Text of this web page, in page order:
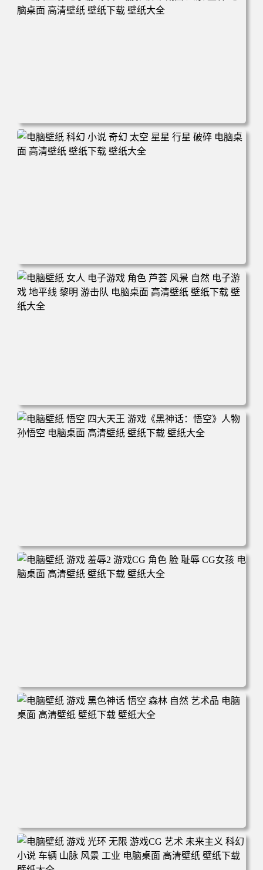
下载 壁纸大全
电脑壁纸 电子游戏 古墓丽影 屏幕截图 风景 丛林 电脑桌面
高清壁纸 壁纸下载 壁纸大全
电脑壁纸 科幻 小说 奇幻 太空 星星 行星 破碎 电脑桌面 高
清壁纸 壁纸下载 壁纸大全
电脑壁纸 女人 电子游戏 角色 芦荟 风景 自然 电子游戏 地平
线 黎明 游击队 电脑桌面 高清壁纸 壁纸下载 壁纸大全
电脑壁纸 悟空 四大天王 游戏《黑神话：悟空》人物孙悟空
电脑桌面 高清壁纸 壁纸下载 壁纸大全
电脑壁纸 游戏 羞辱2 游戏CG 角色 脸 耻辱 CG女孩 电脑桌
面 高清壁纸 壁纸下载 壁纸大全
电脑壁纸 游戏 黑色神话 悟空 森林 自然 艺术品 电脑桌面 高
清壁纸 壁纸下载 壁纸大全